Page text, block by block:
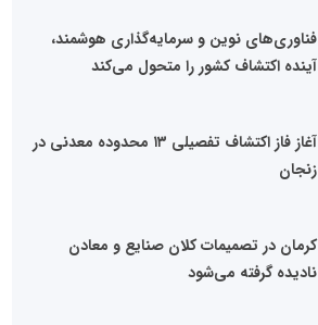
فناوری‌های نوین و سرمایه‌گذاری هوشمند،
آینده اکتشاف کشور را متحول می‌کند
آغاز فاز اکتشاف تفصیلی ۱۳ محدوده معدنی در
زنجان
کرمان در تصمیمات کلان صنایع و معادن
نادیده گرفته می‌شود